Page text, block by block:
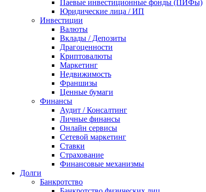
Паевые инвестиционные фонды (ПИФы)
Юридические лица / ИП
Инвестиции
Валюты
Вклады / Депозиты
Драгоценности
Криптовалюты
Маркетинг
Недвижимость
Франшизы
Ценные бумаги
Финансы
Аудит / Консалтинг
Личные финансы
Онлайн сервисы
Сетевой маркетинг
Ставки
Страхование
Финансовые механизмы
Долги
Банкротство